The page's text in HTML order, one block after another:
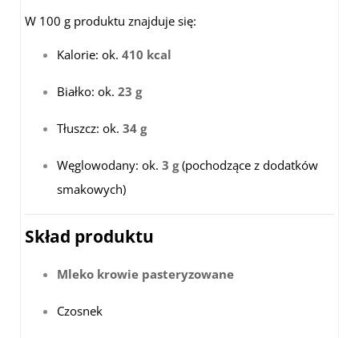
W 100 g produktu znajduje się:
Kalorie: ok. 410 kcal
Białko: ok. 23 g
Tłuszcz: ok. 34 g
Węglowodany: ok. 3 g(pochodzące z dodatków
smakowych)
Skład produktu
Mleko krowie pasteryzowane
Czosnek